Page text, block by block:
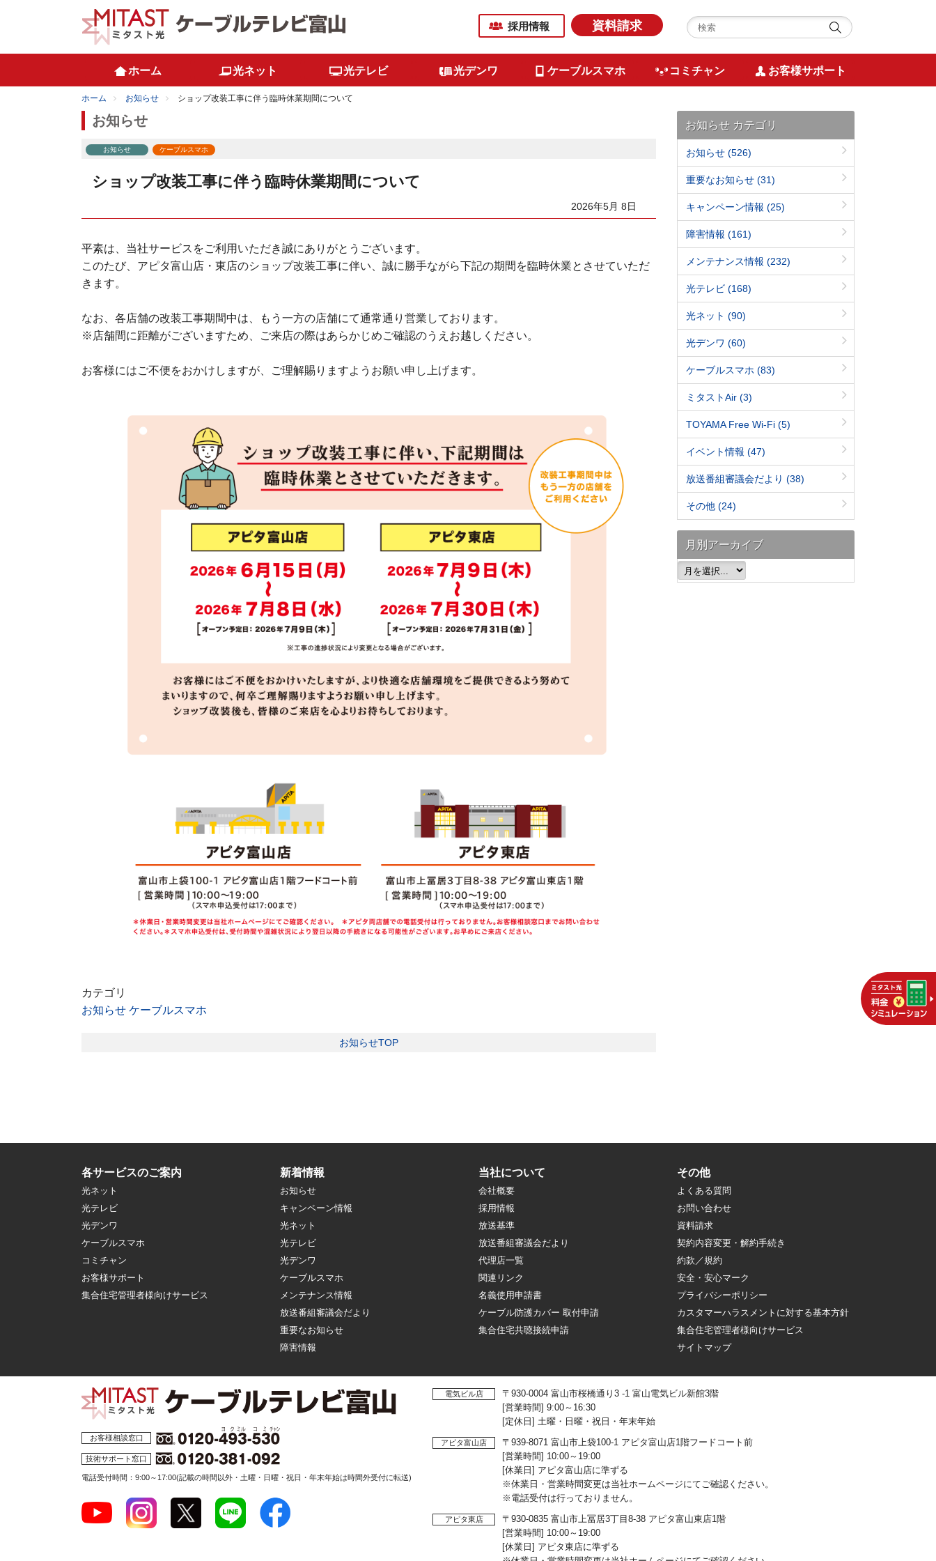
採用情報 資料請求
ホーム 光ネット 光テレビ 光デンワ ケーブルスマホ コミチャン お客様サポート
ホーム お知らせ ショップ改装工事に伴う臨時休業期間について
お知らせ
お知らせ ケーブルスマホ
ショップ改装工事に伴う臨時休業期間について
2026年5月 8日
平素は、当社サービスをご利用いただき誠にありがとうございます。
このたび、アピタ富山店・東店のショップ改装工事に伴い、誠に勝手ながら下記の期間を臨時休業とさせていただ
きます。
なお、各店舗の改装工事期間中は、もう一方の店舗にて通常通り営業しております。
※店舗間に距離がございますため、ご来店の際はあらかじめご確認のうえお越しください。
お客様にはご不便をおかけしますが、ご理解賜りますようお願い申し上げます。
カテゴリ
お知らせ ケーブルスマホ
お知らせTOP
お知らせ カテゴリ
お知らせ (526)
重要なお知らせ (31)
キャンペーン情報 (25)
障害情報 (161)
メンテナンス情報 (232)
光テレビ (168)
光ネット (90)
光デンワ (60)
ケーブルスマホ (83)
ミタストAir (3)
TOYAMA Free Wi-Fi (5)
イベント情報 (47)
放送番組審議会だより (38)
その他 (24)
月別アーカイブ
各サービスのご案内
光ネット
光テレビ
光デンワ
ケーブルスマホ
コミチャン
お客様サポート
集合住宅管理者様向けサービス
新着情報
お知らせ
キャンペーン情報
光ネット
光テレビ
光デンワ
ケーブルスマホ
メンテナンス情報
放送番組審議会だより
重要なお知らせ
障害情報
当社について
会社概要
採用情報
放送基準
放送番組審議会だより
代理店一覧
関連リンク
名義使用申請書
ケーブル防護カバー 取付申請
集合住宅共聴接続申請
その他
よくある質問
お問い合わせ
資料請求
契約内容変更・解約手続き
約款／規約
安全・安心マーク
プライバシーポリシー
カスタマーハラスメントに対する基本方針
集合住宅管理者様向けサービス
サイトマップ
お客様相談窓口
技術サポート窓口
電話受付時間：9:00～17:00(記載の時間以外・土曜・日曜・祝日・年末年始は時間外受付に転送)
電気ビル店
〒930-0004 富山市桜橋通り3 -1 富山電気ビル新館3階
[営業時間] 9:00～16:30
[定休日] 土曜・日曜・祝日・年末年始
アピタ富山店
〒939-8071 富山市上袋100-1 アピタ富山店1階フードコート前
[営業時間] 10:00～19:00
[休業日] アピタ富山店に準ずる
※休業日・営業時間変更は当社ホームページにてご確認ください。
※電話受付は行っておりません。
アピタ東店
〒930-0835 富山市上冨居3丁目8-38 アピタ富山東店1階
[営業時間] 10:00～19:00
[休業日] アピタ東店に準ずる